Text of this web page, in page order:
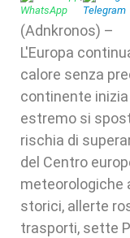
(Adnkronos) –
L'Europa
calore senza
continente
estremo si
rischia di
del Centro
meteorologiche
storici, allerte
trasporti, sette